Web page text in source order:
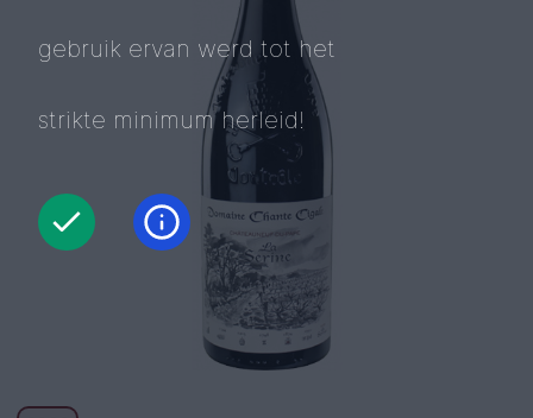
gebruik ervan werd tot het
strikte minimum herleid!